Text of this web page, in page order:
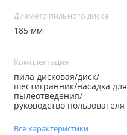
Диаметр пильного диска
185 мм
Комплектация
пила дисковая/диск/
шестигранник/насадка для
пылеотведения/
руководство пользователя
Все характеристики